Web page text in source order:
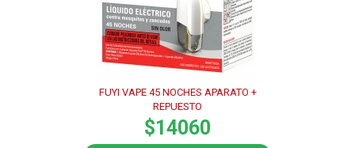
FUYI VAPE 45 NOCHES APARATO +
REPUESTO
$14060